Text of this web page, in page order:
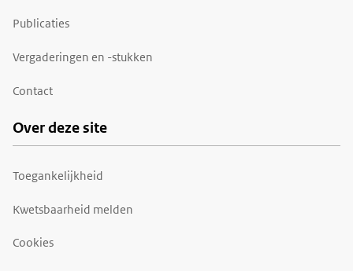
Publicaties
Vergaderingen en -stukken
Contact
Over deze site
Toegankelijkheid
Kwetsbaarheid melden
Cookies